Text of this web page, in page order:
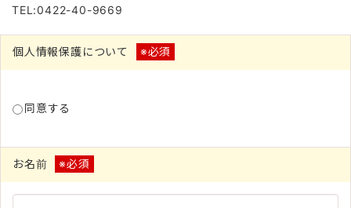
TEL:0422-40-9669
個人情報保護について ※必須
同意する
お名前 ※必須